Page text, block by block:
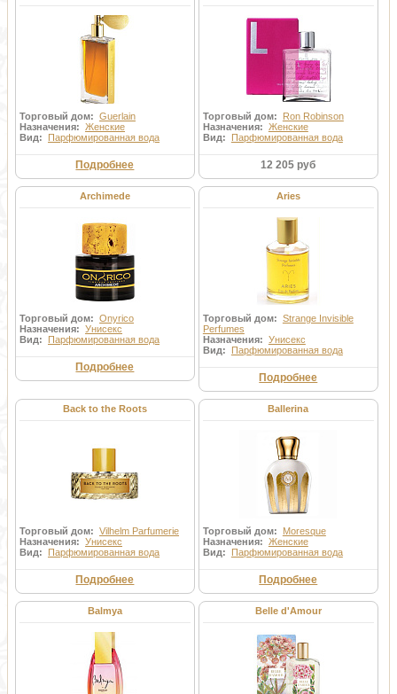
Торговый дом: Guerlain
Назначения: Женские
Вид: Парфюмированная вода
Подробнее
Торговый дом: Ron Robinson
Назначения: Женские
Вид: Парфюмированная вода
12 205 руб
Archimede
Торговый дом: Onyrico
Назначения: Унисекс
Вид: Парфюмированная вода
Подробнее
Aries
Торговый дом: Strange Invisible
Perfumes
Назначения: Унисекс
Вид: Парфюмированная вода
Подробнее
Back to the Roots
Торговый дом: Vilhelm Parfumerie
Назначения: Унисекс
Вид: Парфюмированная вода
Подробнее
Ballerina
Торговый дом: Moresque
Назначения: Женские
Вид: Парфюмированная вода
Подробнее
Balmya Belle d'Amour